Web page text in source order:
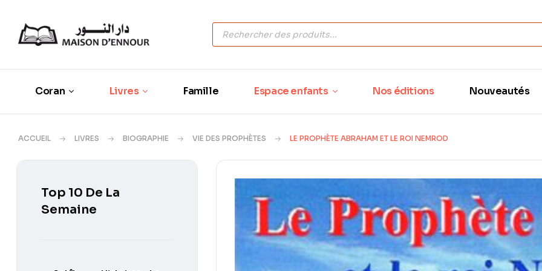
Coran Livres Famille Espace enfants Nos éditions Nouveautés
ACCUEIL LIVRES BIOGRAPHIE VIE DES PROPHÈTES LE PROPHÈTE ABRAHAM ET LE ROI NEMROD
Top 10 De La
Semaine